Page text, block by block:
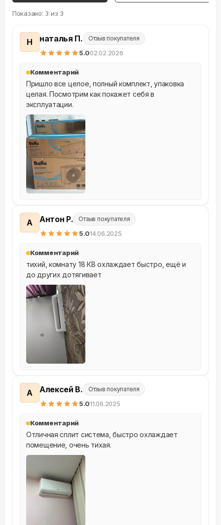
Показано: 3 из 3
Н наталья П. Отзыв покупателя
5.002.02.2026
Комментарий
Пришло все целое, полный комплект, упаковка
целая. Посмотрим как покажет себя в
эксплуатации.
А Антон Р. Отзыв покупателя
5.014.06.2025
Комментарий
тихий, комнату 18 КВ охлаждает быстро, ещё и
до других дотягивает
А Алексей В. Отзыв покупателя
5.011.06.2025
Комментарий
Отличная сплит система, быстро охлаждает
помещение, очень тихая.